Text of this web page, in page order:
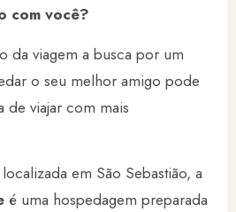
com você?
da viagem a busca por um
o seu melhor amigo pode
de viajar com mais
em São Sebastião, a
é uma hospedagem preparada